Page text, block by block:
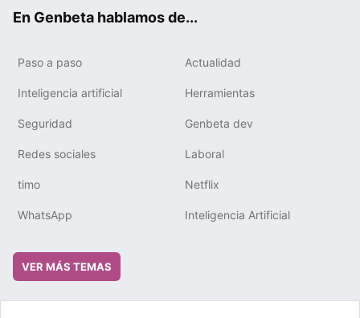
En Genbeta hablamos de...
Paso a paso Actualidad
Inteligencia artificial Herramientas
Seguridad Genbeta dev
Redes sociales Laboral
timo Netflix
WhatsApp Inteligencia Artificial
VER MÁS TEMAS